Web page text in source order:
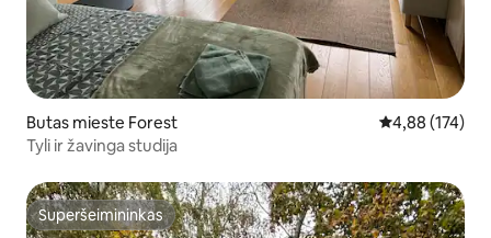
Butas mieste Forest Vidutinis
4,88 (174)
Tyli ir žavinga studija
Superšeimininkas
Superšeimininkas